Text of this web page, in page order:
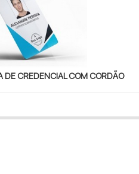
DE CREDENCIAL COM CORDÃO